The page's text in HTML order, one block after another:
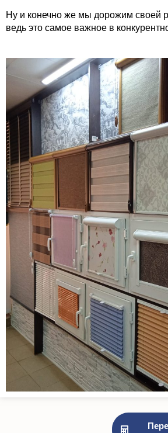
Ну и конечно же мы дорожим своей
ведь это самое важное в